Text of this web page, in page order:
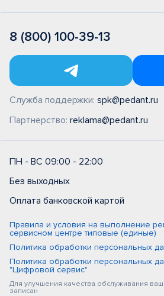
8 (800) 100-39-13
Служба поддержки: spk@pedant.ru
Партнерство: reklama@pedant.ru
ПН - ВС 09:00 - 22:00
Без выходных
Оплата банковской картой
Правила и условия на выполнение
сервисном центре типовые (единые)
Политика обработки персональных
Политика обработки персональных
"Цифровой сервис"
Для улучшения качества обслуживания
записан